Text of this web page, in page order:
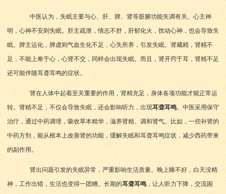
中医认为，失眠主要与心、肝、脾、肾等脏腑功能失调有关。心主神
明，心神不安则失眠。肝主疏泄，情志不舒，肝郁化火，扰动心神，也会导致失
眠。脾主运化，脾虚则气血生化不足，心失所养，引发失眠。肾藏精，肾精不
足，不能上奉于心，心肾不交，同样会出现失眠。而且，肾开窍于耳，肾精不足
还可能伴随耳聋耳鸣的症状。
肾在人体中起着至关重要的作用，肾精充足，身体各项功能才能正常运
转。肾精不足，不仅会导致失眠，还会影响听力，出现耳聋耳鸣。中医采用保守
治疗，通过中药调理，吸收草本精华，滋养肾精、调和肾气。比如，一些补肾的
中药方剂，能从根本上改善肾的功能，缓解失眠和耳聋耳鸣症状，减少西药带来
的副作用。
肾出问题引发的失眠异常，严重影响生活质量。晚上睡不好，白天没精
神，工作出错，生活也变得一团糟。长期的耳聋耳鸣 ，让人听力下降，交流困